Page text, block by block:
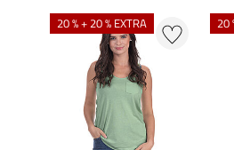
20 % + 20 % EXTRA 20